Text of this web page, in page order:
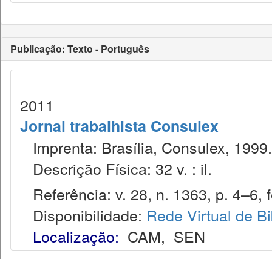
Publicação: Texto - Português
2011
Jornal trabalhista Consulex
Imprenta: Brasília, Consulex, 1999.
Descrição Física: 32 v. : il.
Referência: v. 28, n. 1363, p. 4–6,
Disponibilidade: Rede Virtual de
Localização: CAM, SEN